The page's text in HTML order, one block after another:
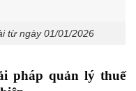
từ ngày 01/01/2026
pháp quản lý thuế